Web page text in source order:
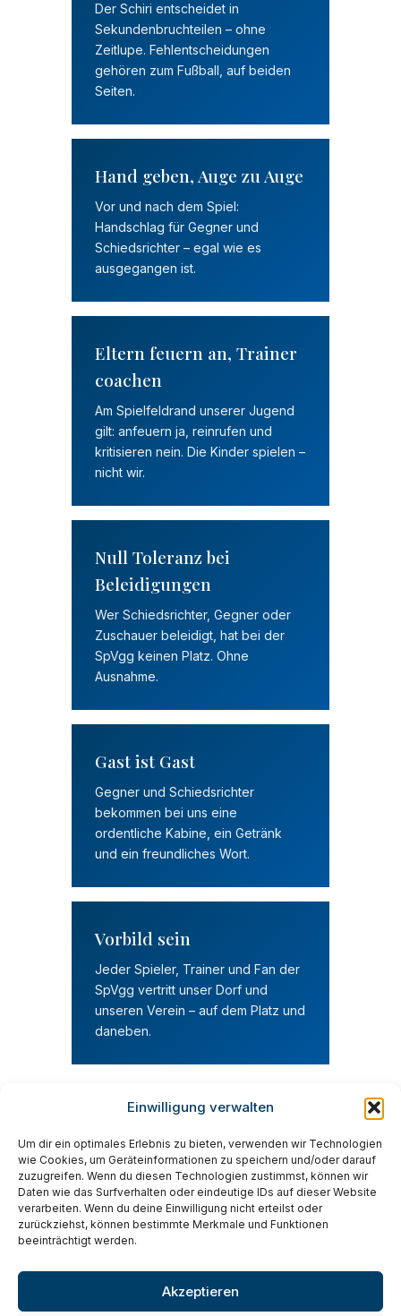
Einwilligung verwalten
Um dir ein optimales Erlebnis zu bieten, verwenden wir Technologien
wie Cookies, um Geräteinformationen zu speichern und/oder darauf
zuzugreifen. Wenn du diesen Technologien zustimmst, können wir
Daten wie das Surfverhalten oder eindeutige IDs auf dieser Website
verarbeiten. Wenn du deine Einwilligung nicht erteilst oder
zurückziehst, können bestimmte Merkmale und Funktionen
beeinträchtigt werden.
Akzeptieren
Der Schiri entscheidet in
Sekundenbruchteilen – ohne
Zeitlupe. Fehlentscheidungen
gehören zum Fußball, auf beiden
Seiten.
Hand geben, Auge zu Auge
Vor und nach dem Spiel:
Handschlag für Gegner und
Schiedsrichter – egal wie es
ausgegangen ist.
Eltern feuern an, Trainer
coachen
Am Spielfeldrand unserer Jugend
gilt: anfeuern ja, reinrufen und
kritisieren nein. Die Kinder spielen –
nicht wir.
Null Toleranz bei
Beleidigungen
Wer Schiedsrichter, Gegner oder
Zuschauer beleidigt, hat bei der
SpVgg keinen Platz. Ohne
Ausnahme.
Gast ist Gast
Gegner und Schiedsrichter
bekommen bei uns eine
ordentliche Kabine, ein Getränk
und ein freundliches Wort.
Vorbild sein
Jeder Spieler, Trainer und Fan der
SpVgg vertritt unser Dorf und
unseren Verein – auf dem Platz und
daneben.
© 2026 SpVgg Ebermannsdorf e.V. ·
Impressum ·Datenschutz